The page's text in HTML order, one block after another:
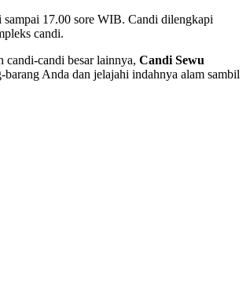
17.00 sore WIB. Candi dilengkapi
candi.
candi-candi besar lainnya, Candi Sewu
Anda dan jelajahi indahnya alam sambil